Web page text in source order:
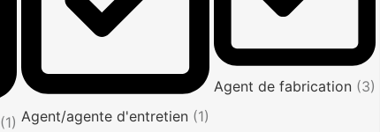
(1) Agent/agente d'entretien (1)
Agent de fabrication (3)